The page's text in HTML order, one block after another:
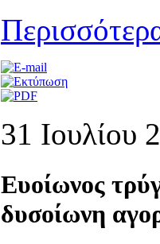
31 Ιουλίου
Ευοίωνος
δυσοίωνη